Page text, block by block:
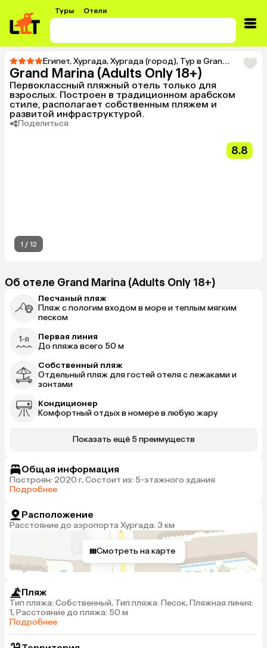
Туры Отели
Египет,Хургада,Хургада (город), Тур в Grand Marina (Adults Only 18+)
Grand Marina (Adults Only 18+)
Первоклассный пляжный отель только для
взрослых. Построен в традиционном арабском
стиле, располагает собственным пляжем и
развитой инфраструктурой.
Поделиться
8.8
1 / 12
Об отеле Grand Marina (Adults Only 18+)
Песчаный пляж
Пляж с пологим входом в море и теплым мягким
песком
Первая линия
До пляжа всего 50 м
Собственный пляж
Отдельный пляж для гостей отеля с лежаками и
зонтами
Кондиционер
Комфортный отдых в номере в любую жару
Показать ещё 5 преимуществ
Общая информация
Построен: 2020 г, Состоит из: 5-этажного здания
Подробнее
Расположение
Расстояние до аэропорта Хургада: 3 км
Смотреть на карте
Пляж
Тип пляжа: Собственный, Тип пляжа: Песок, Пляжная линия:
1, Расстояние до пляжа: 50 м
Подробнее